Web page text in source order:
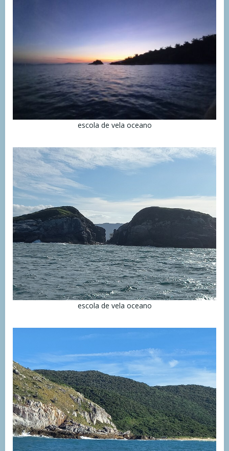
escola de vela oceano
escola de vela oceano